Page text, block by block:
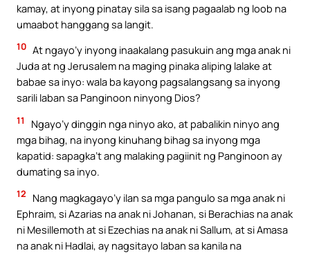
kamay, at inyong pinatay sila sa isang pagaalab ng loob na
umaabot hanggang sa langit.
10 At ngayo’y inyong inaakalang pasukuin ang mga anak ni
Juda at ng Jerusalem na maging pinaka aliping lalake at
babae sa inyo: wala ba kayong pagsalangsang sa inyong
sarili laban sa Panginoon ninyong Dios?
11
Ngayo’y dinggin nga ninyo ako, at pabalikin ninyo ang
mga bihag, na inyong kinuhang bihag sa inyong mga
kapatid: sapagka’t ang malaking pagiinit ng Panginoon ay
dumating sa inyo.
12
Nang magkagayo’y ilan sa mga pangulo sa mga anak ni
Ephraim, si Azarias na anak ni Johanan, si Berachias na anak
ni Mesillemoth at si Ezechias na anak ni Sallum, at si Amasa
na anak ni Hadlai, ay nagsitayo laban sa kanila na